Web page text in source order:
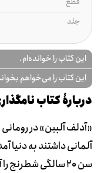
جلد
این کتاب را خوانده‌ام.
این کتاب را می‌خواهم
دربارۀ کتاب
«آدلف آلبین» در
آلمانی داشتند به دنیا
سن 20 سالگی